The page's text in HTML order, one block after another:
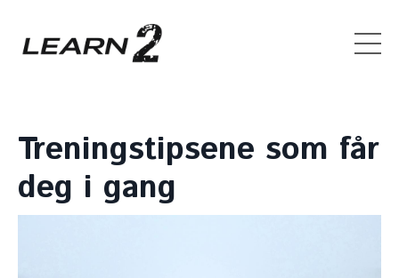
Treningstipsene som får
deg i gang